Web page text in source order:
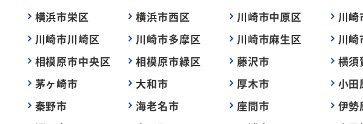
横浜市栄区 横浜市西区 川崎市中原区
川
川崎市川崎区 川崎市多摩区 川崎市麻生区
川
相模原市中央区 相模原市緑区 藤沢市
横須
茅ヶ崎市 大和市 厚木市
小田
秦野市 海老名市 座間市
伊勢